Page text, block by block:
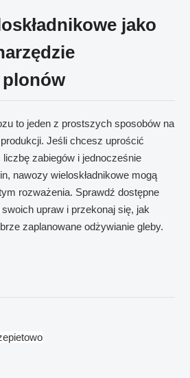
jako
plonów
to jeden z prostszych sposobów na
Jeśli chcesz uprościć
zabiegów i jednocześnie
nawozy wieloskładnikowe mogą
rozważenia. Sprawdź dostępne
upraw i przekonaj się, jak
zaplanowane odżywianie gleby.